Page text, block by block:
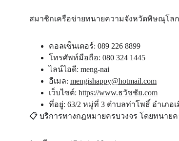
สมาชิกเครือข่ายทนายความจังหวัดพิษณุโลก
คอลเซ็นเตอร์: 089 226 8899
โทรศัพท์มือถือ: 080 324 1445
ไลน์ไอดี: meng-nai
อีเมล: mengishappy@hotmail.com
เว็บไซต์: https://www.ธวัชชัย.com
ที่อยู่: 63/2 หมู่ที่ 3 ตำบลท่าโพธิ์ อำเภ
📋 บริการทางกฎหมายครบวงจร โดยทนาย